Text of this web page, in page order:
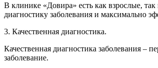
В клинике «Довира» есть как взрослые,
диагностику заболевания и максимально
3. Качественная диагностика.
Качественная диагностика заболевания
заболевание.